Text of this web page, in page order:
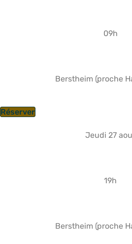
09h
Berstheim (proche
Réserver
Jeudi 27
19h
Berstheim (proche